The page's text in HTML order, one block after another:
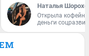
Наталья
Открыла
деньги